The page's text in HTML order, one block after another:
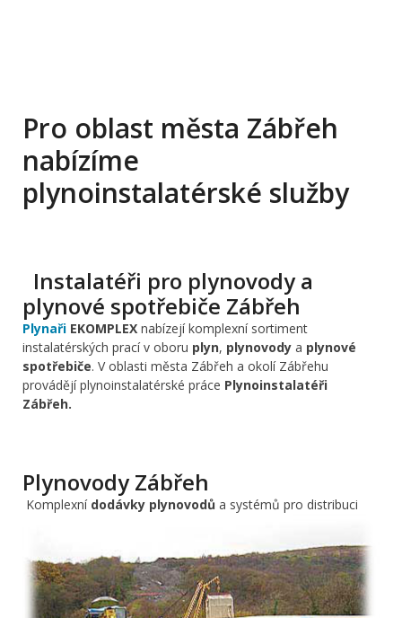
Pro oblast města Zábřeh
nabízíme
plynoinstalatérské služby
Instalatéři pro plynovody a
plynové spotřebiče Zábřeh
Plynaři EKOMPLEX nabízejí komplexní sortiment
instalatérských prací v oboru plyn, plynovody a plynové
spotřebiče. V oblasti města Zábřeh a okolí Zábřehu
provádějí plynoinstalatérské práce Plynoinstalatéři
Zábřeh.
Plynovody Zábřeh
Komplexní dodávky plynovodů a systémů pro distribuci